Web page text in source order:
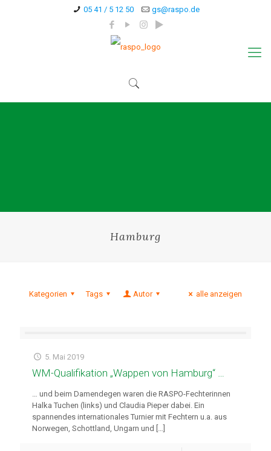
05 41 / 5 12 50 gs@raspo.de
Hamburg
Kategorien Tags Autor alle anzeigen
5. Mai 2019
WM-Qualifikation „Wappen von Hamburg“ …
… und beim Damendegen waren die RASPO-Fechterinnen
Halka Tuchen (links) und Claudia Pieper dabei. Ein
spannendes internationales Turnier mit Fechtern u.a. aus
Norwegen, Schottland, Ungarn und […]